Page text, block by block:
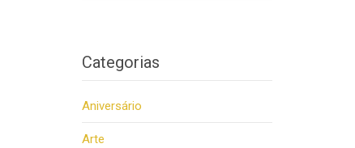
Categorias
Aniversário
Arte